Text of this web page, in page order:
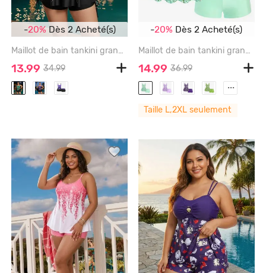
-20%Dès 2 Acheté(s)
Maillot de bain tankini grande taille à imprimé tête de mort et ailes de rose, shorty resserré - GREEN - 1X | US 14-16
13.99 34.99
-20% Dès 2 Acheté(s)
Maillot de bain tankini grande taille à imprimé cachemire bohème avec shorty - GREEN - 2X | US 18-20
14.99 36.99
...
Taille L,2XL seulement